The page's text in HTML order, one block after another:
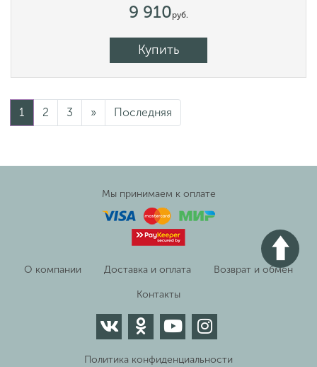
9 910руб.
Купить
1 2 3 » Последняя
Мы принимаем к оплате
О компании Доставка и оплата Возврат и обмен
Контакты
Политика конфиденциальности